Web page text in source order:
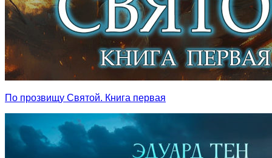
По прозвищу Святой. Книга первая